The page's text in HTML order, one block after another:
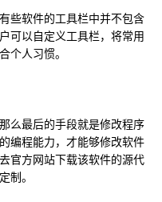
些软件的工具栏中并不包含
可以自定义工具栏，将常用
个人习惯。
么最后的手段就是修改程序
编程能力，才能够修改软件
官方网站下载该软件的源代
制。